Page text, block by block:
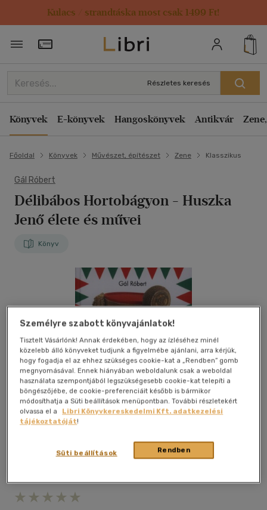
Kulacs / strandtáska most csak 1499 Ft!
Törzsvásárlói Kártya adatai
Részletes keresés
Könyvek E-könyvek Hangoskönyvek Antikvár
Főoldal Könyvek Művészet, építészet Zene Klasszikus
Gál Róbert
Délibábos Hortobágyon - Huszka
Jenő élete és művei
Könyv
Személyre szabott könyvajánlatok!
Tisztelt Vásárlónk! Annak érdekében, hogy az ízléséhez minél
közelebb álló könyveket tudjunk a figyelmébe ajánlani, arra kérjük,
hogy fogadja el az ehhez szükséges cookie-kat a „Rendben” gomb
megnyomásával. Ennek hiányában weboldalunk csak a weboldal
használata szempontjából legszükségesebb cookie-kat telepíti a
böngészőjébe, de cookie-preferenciáit később is bármikor
módosíthatja a Süti beállítások menüpontban. További részletekért
olvassa el a
Libri Könyvkereskedelmi Kft. adatkezelési
tájékoztatóját!
Rendben
Süti beállítások